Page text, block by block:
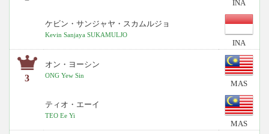
INA
ケビン・サンジャヤ・スカムルジョ
Kevin Sanjaya SUKAMULJO
INA
3
オン・ヨーシン
ONG Yew Sin
MAS
ティオ・エーイ
TEO Ee Yi
MAS